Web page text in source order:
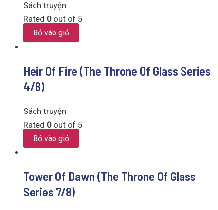
Sách truyện
Rated 0 out of 5
Bỏ vào giỏ
Heir Of Fire (The Throne Of Glass Series
4/8)
Sách truyện
Rated 0 out of 5
Bỏ vào giỏ
Tower Of Dawn (The Throne Of Glass
Series 7/8)